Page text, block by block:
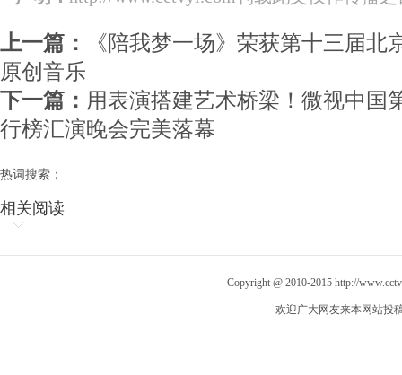
上一篇：
《陪我梦一场》荣获第十三届北
原创音乐
下一篇： 用表演搭建艺术桥梁！微视中国
行榜汇演晚会完美落幕
热词搜索：
相关阅读
Copyright @ 2010-2015http://
欢迎广大网友来本网站投